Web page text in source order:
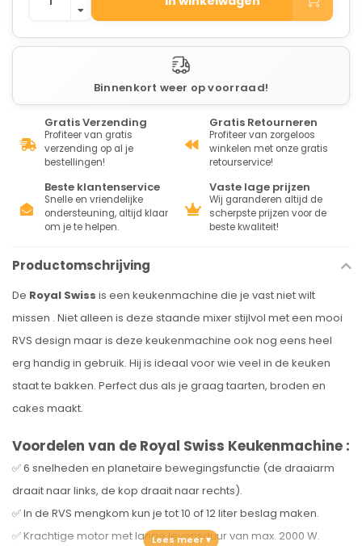
Binnenkort weer op voorraad!
Gratis Verzending
Profiteer van gratis
verzending op al je
bestellingen!
Gratis Retourneren
Profiteer van zorgeloos
winkelen met onze gratis
retourservice!
Beste klantenservice
Snelle en vriendelijke
ondersteuning, altijd klaar
om je te helpen.
Vaste lage prijzen
Wij garanderen altijd de
scherpste prijzen voor de
beste kwaliteit!
Productomschrijving
De Royal Swiss is een keukenmachine die je vast niet wilt
missen . Niet alleen is deze staande mixer stijlvol met een mooi
RVS design maar is deze keukenmachine ook nog eens heel
erg handig in gebruik. Hij is ideaal voor wie veel in de keuken
staat te bakken. Perfect dus als je graag taarten, broden en
cakes maakt.
Voordelen van de Royal Swiss Keukenmachine :
✅ 6 snelheden en planetaire bewegingsfunctie (de draaiarm
draait naar links, de kop draait naar rechts).
✅ In de RVS mengkom kun je tot 10 of 12 liter beslag maken.
✅ Krachtige motor met lange levensduur van max. 2000 W.